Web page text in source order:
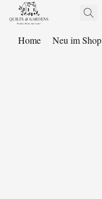
Home Neu im Shop